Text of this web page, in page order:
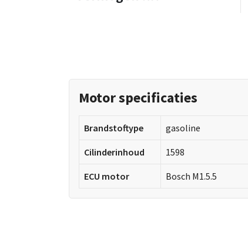
Motor specificaties
Brandstoftype gasoline
Cilinderinhoud 1598
ECU motor Bosch M1.5.5